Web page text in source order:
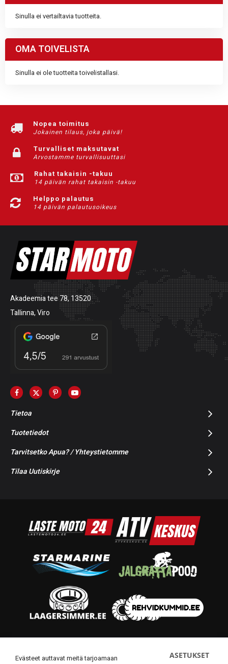
Sinulla ei vertailtavia tuotteita.
OMA TOIVELISTA
Sinulla ei ole tuotteita toivelistallasi.
Nopea toimitus
Jokainen tilaus, joka päivä!
Turvalliset maksutavat
Arvostamme turvallisuuttasi
Rahat takaisin -takuu
14 päivän rahat takaisin -takuu
Helppo palautus
14 päivän palautusoikeus
Akadeemia tee 78, 13520
Tallinna, Viro
Tietoa
Tuotetiedot
Tarvitsetko Apua? / Yhteystietomme
Tilaa Uutiskirje
Evästeet auttavat meitä tarjoamaan
ASETUKSET